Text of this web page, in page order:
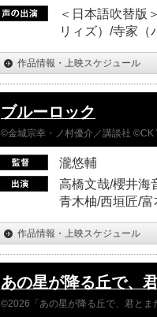
＜日本語吹替版
リィズ）/寺家（
作品情報・上映スケジュール
ブルーロック
©金城宗幸・ノ村優介／講談社 ©CK
瀧悠輔
高橋文哉/櫻井海
青木柚/西垣匠/
作品情報・上映スケジュール
あの星が降る丘で、
©2026「あの星が降る丘で、君とま